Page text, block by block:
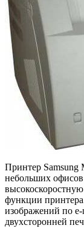
Принтер Samsung
небольших
функции
изображений по
двухсторонней